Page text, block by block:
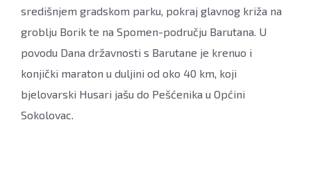
središnjem gradskom parku, pokraj glavnog križa na
groblju Borik te na Spomen-području Barutana. U
povodu Dana državnosti s Barutane je krenuo i
konjički maraton u duljini od oko 40 km, koji
bjelovarski Husari jašu do Pešćenika u Općini
Sokolovac.